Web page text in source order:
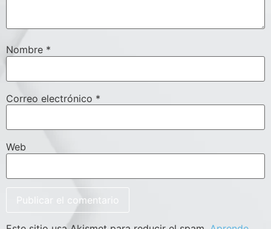
Nombre *
Correo electrónico *
Web